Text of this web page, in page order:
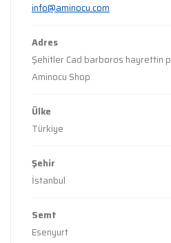
info@aminocu.com
Adres
Şehitler Cad barboros hayrettin
Aminocu Shop
Ülke
Türkiye
Şehir
İstanbul
Semt
Esenyurt